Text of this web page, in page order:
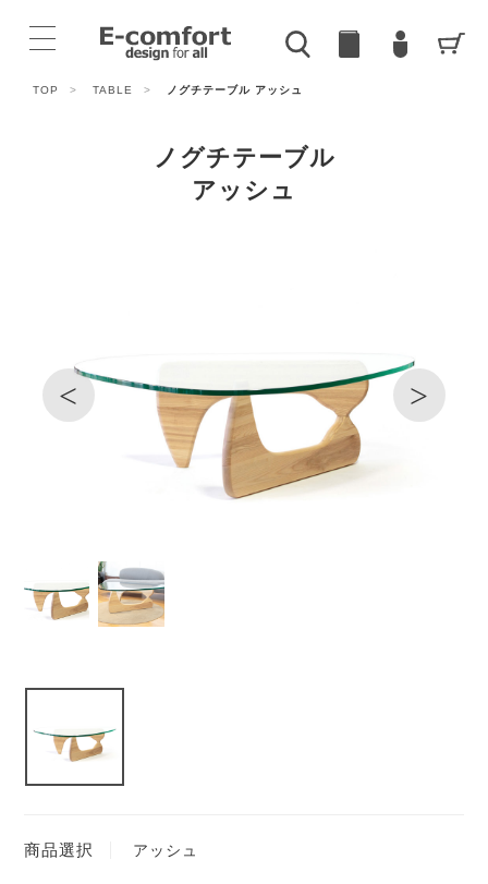
TOP > TABLE > ノグチテーブル アッシュ
ノグチテーブル
アッシュ
< >
商品選択 アッシュ